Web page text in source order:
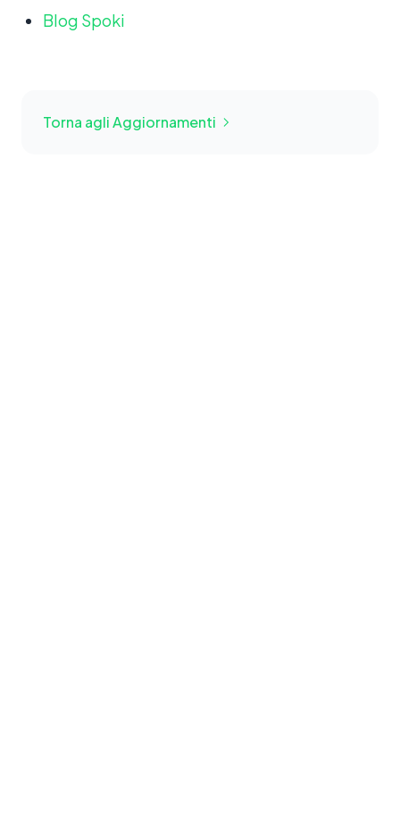
Blog Spoki
Torna agli Aggiornamenti